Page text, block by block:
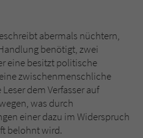
abermals nüchtern,
benötigt, zwei
eine besitzt politische
zwischenmenschliche
dem Verfasser auf
was durch
einer dazu im Widerspruch
belohnt wird.